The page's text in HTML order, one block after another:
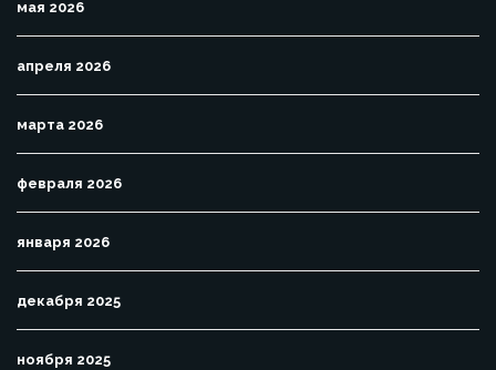
мая 2026
апреля 2026
марта 2026
февраля 2026
января 2026
декабря 2025
ноября 2025